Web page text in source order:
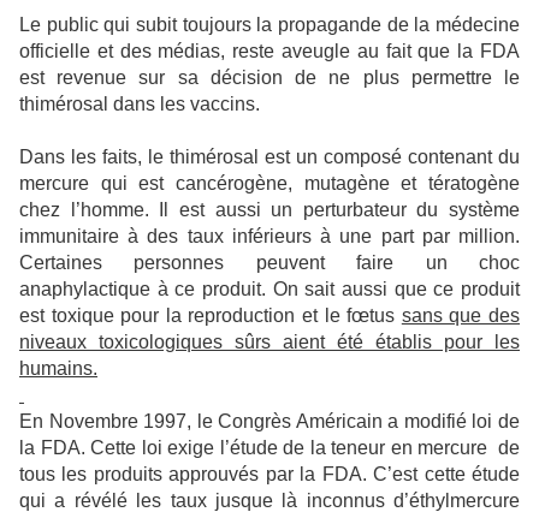
Le public qui subit toujours la propagande de la médecine
officielle et des médias, reste aveugle au fait que la FDA
est revenue sur sa décision de ne plus permettre le
thimérosal dans les vaccins.
Dans les faits, le thimérosal est un composé contenant du
mercure qui est cancérogène, mutagène et tératogène
chez l’homme. Il est aussi un perturbateur du système
immunitaire à des taux inférieurs à une part par million.
Certaines personnes peuvent faire un choc
anaphylactique à ce produit. On sait aussi que ce produit
est toxique pour la reproduction et le fœtus sans que des
niveaux toxicologiques sûrs aient été établis pour les
humains.
En Novembre 1997, le Congrès Américain a modifié loi de
la FDA. Cette loi exige l’étude de la teneur en mercure de
tous les produits approuvés par la FDA. C’est cette étude
qui a révélé les taux jusque là inconnus d’éthylmercure